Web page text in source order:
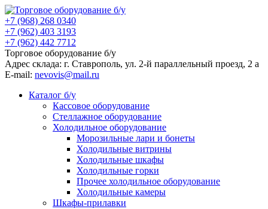
+7 (968) 268 0340
+7 (962) 403 3193
+7 (962) 442 7712
Торговое оборудование б/у
Адрес склада: г. Ставрополь, ул. 2-й параллельный проезд, 2 a
E-mail: nevovis@mail.ru
Каталог б/у
Кассовое оборудование
Стеллажное оборудование
Холодильное оборудование
Морозильные лари и бонеты
Холодильные витрины
Холодильные шкафы
Холодильные горки
Прочее холодильное оборудование
Холодильные камеры
Шкафы-прилавки